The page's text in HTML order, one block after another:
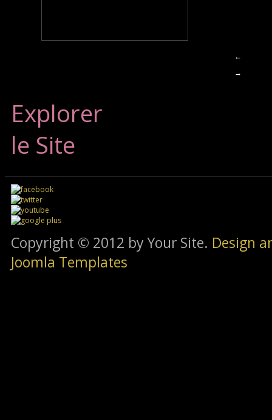
←
→
Explorer
le Site
Copyright © 2012 by Your Site. Design
Joomla Templates